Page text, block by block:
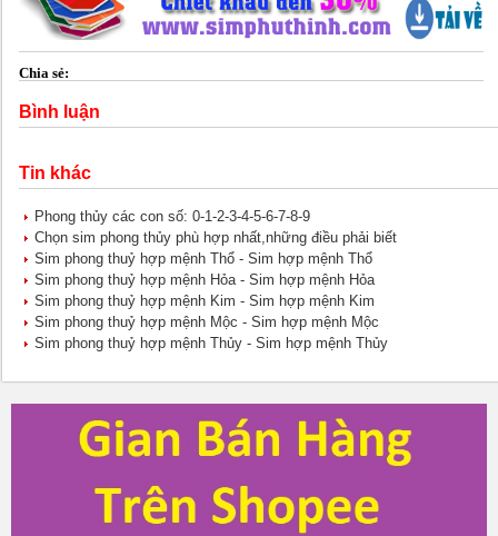
Chia sẻ:
Bình luận
Tin khác
Phong thủy các con số: 0-1-2-3-4-5-6-7-8-9
Chọn sim phong thủy phù hợp nhất,những điều phải biết
Sim phong thuỷ hợp mệnh Thổ - Sim hợp mệnh Thổ
Sim phong thuỷ hợp mệnh Hỏa - Sim hợp mệnh Hỏa
Sim phong thuỷ hợp mệnh Kim - Sim hợp mệnh Kim
Sim phong thuỷ hợp mệnh Mộc - Sim hợp mệnh Mộc
Sim phong thuỷ hợp mệnh Thủy - Sim hợp mệnh Thủy